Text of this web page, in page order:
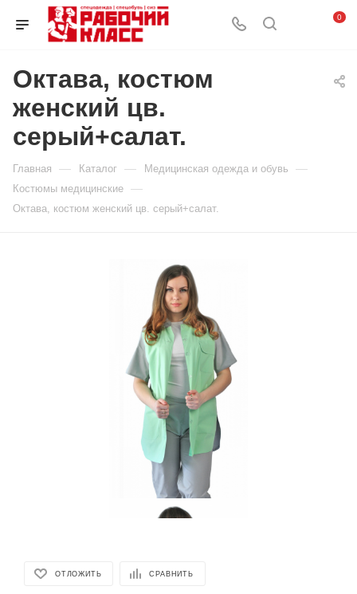
0
Октава, костюм
женский цв.
серый+салат.
Главная — Каталог — Медицинская одежда и обувь —
Костюмы медицинские —
Октава, костюм женский цв. серый+салат.
ОТЛОЖИТЬ СРАВНИТЬ